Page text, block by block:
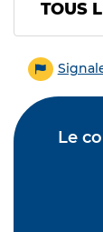
TOUS
Le